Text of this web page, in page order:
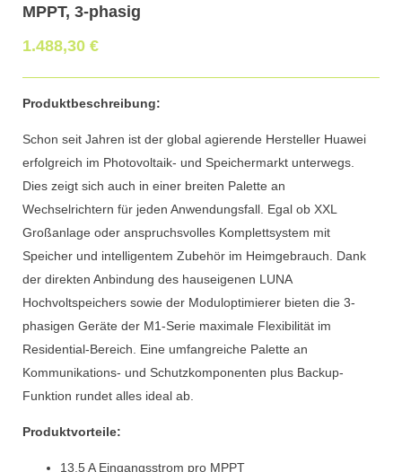
MPPT, 3-phasig
1.488,30 €
Produktbeschreibung:
Schon seit Jahren ist der global agierende Hersteller Huawei
erfolgreich im Photovoltaik- und Speichermarkt unterwegs.
Dies zeigt sich auch in einer breiten Palette an
Wechselrichtern für jeden Anwendungsfall. Egal ob XXL
Großanlage oder anspruchsvolles Komplettsystem mit
Speicher und intelligentem Zubehör im Heimgebrauch. Dank
der direkten Anbindung des hauseigenen LUNA
Hochvoltspeichers sowie der Moduloptimierer bieten die 3-
phasigen Geräte der M1-Serie maximale Flexibilität im
Residential-Bereich. Eine umfangreiche Palette an
Kommunikations- und Schutzkomponenten plus Backup-
Funktion rundet alles ideal ab.
Produktvorteile:
13,5 A Eingangsstrom pro MPPT